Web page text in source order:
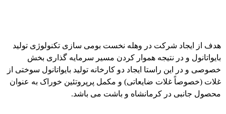
هدف از ایجاد شرکت در وهله نخست بومی سازی تکنولوژی تولید
بایواتانول و در نتیجه هموار کردن مسیر سرمایه گذاری بخش
خصوصی و در این راستا ایجاد دو کارخانه تولید بایواتانول سوختی از
غلات (خصوصاً غلات ضایعاتی) و مکمل پرپروتئین خوراک به عنوان
محصول جانبی در کرمانشاه و باشت می باشد.